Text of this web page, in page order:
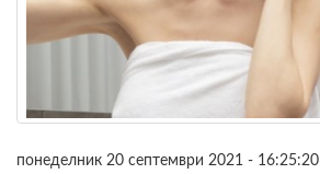
понеделник 20 септември 2021 - 16:25:20